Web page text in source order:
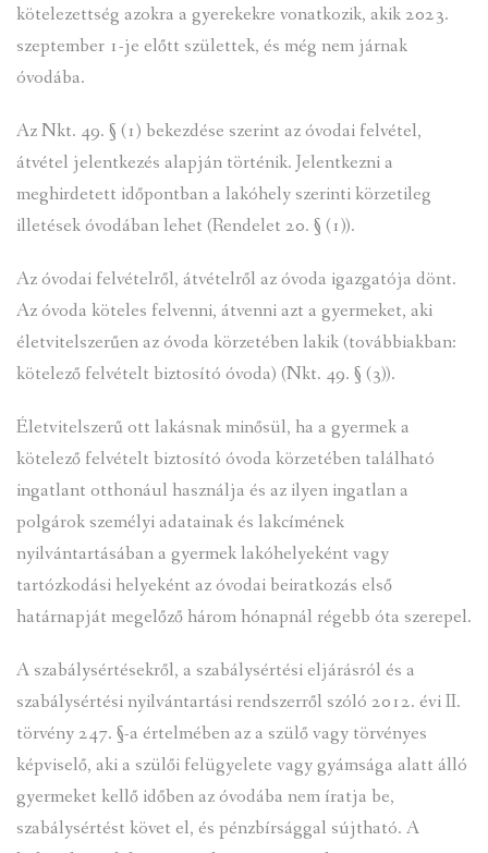
kötelezettség azokra a gyerekekre vonatkozik, akik 2023.
szeptember 1-je előtt születtek, és még nem járnak
óvodába.
Az Nkt. 49. § (1) bekezdése szerint az óvodai felvétel,
átvétel jelentkezés alapján történik. Jelentkezni a
meghirdetett időpontban a lakóhely szerinti körzetileg
illetések óvodában lehet (Rendelet 20. § (1)).
Az óvodai felvételről, átvételről az óvoda igazgatója dönt.
Az óvoda köteles felvenni, átvenni azt a gyermeket, aki
életvitelszerűen az óvoda körzetében lakik (továbbiakban:
kötelező felvételt biztosító óvoda) (Nkt. 49. § (3)).
Életvitelszerű ott lakásnak minősül, ha a gyermek a
kötelező felvételt biztosító óvoda körzetében található
ingatlant otthonául használja és az ilyen ingatlan a
polgárok személyi adatainak és lakcímének
nyilvántartásában a gyermek lakóhelyeként vagy
tartózkodási helyeként az óvodai beiratkozás első
határnapját megelőző három hónapnál régebb óta szerepel.
A szabálysértésekről, a szabálysértési eljárásról és a
szabálysértési nyilvántartási rendszerről szóló 2012. évi II.
törvény 247. §-a értelmében az a szülő vagy törvényes
képviselő, aki a szülői felügyelete vagy gyámsága alatt álló
gyermeket kellő időben az óvodába nem íratja be,
szabálysértést követ el, és pénzbírsággal sújtható. A